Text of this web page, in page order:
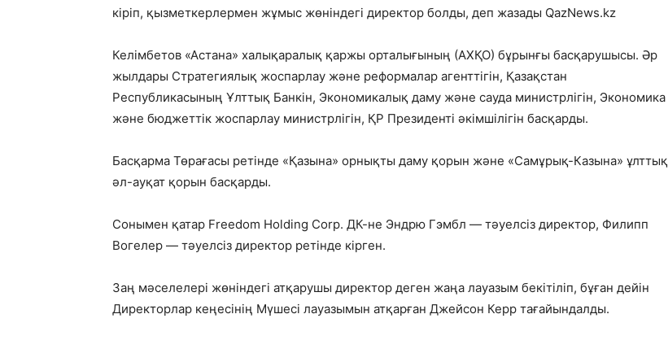
кіріп, қызметкерлермен жұмыс жөніндегі директор болды, деп жазады QazNews.kz
Келімбетов «Астана» халықаралық қаржы орталығының (АХҚО) бұрынғы басқарушысы. Әр
жылдары Стратегиялық жоспарлау және реформалар агенттігін, Қазақстан
Республикасының Ұлттық Банкін, Экономикалық даму және сауда министрлігін, Экономика
және бюджеттік жоспарлау министрлігін, ҚР Президенті әкімшілігін басқарды.
Басқарма Төрағасы ретінде «Қазына» орнықты даму қорын және «Самұрық-Казына» ұлттық
әл-ауқат қорын басқарды.
Сонымен қатар Freedom Holding Corp. ДК-не Эндрю Гэмбл — тәуелсіз директор, Филипп
Вогелер — тәуелсіз директор ретінде кірген.
Заң мәселелері жөніндегі атқарушы директор деген жаңа лауазым бекітіліп, бұған дейін
Директорлар кеңесінің Мүшесі лауазымын атқарған Джейсон Керр тағайындалды.